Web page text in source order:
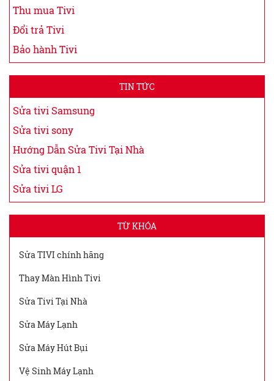
Thu mua Tivi
Đổi trả Tivi
Bảo hành Tivi
TIN TỨC
Sửa tivi Samsung
Sửa tivi sony
Hướng Dẫn Sửa Tivi Tại Nhà
Sửa tivi quận 1
Sửa tivi LG
TỪ KHÓA
Sửa TIVI chính hãng
Thay Màn Hình Tivi
Sửa Tivi Tại Nhà
Sửa Máy Lạnh
Sửa Máy Hút Bụi
Vệ Sinh Máy Lạnh